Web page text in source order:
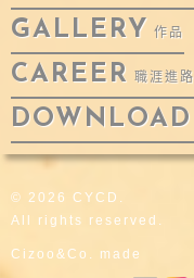
GALLERY 作品
CAREER 職涯進路
DOWNLOAD
© 2026 CYCD.
All rights reserved.
Cizoo&Co. made